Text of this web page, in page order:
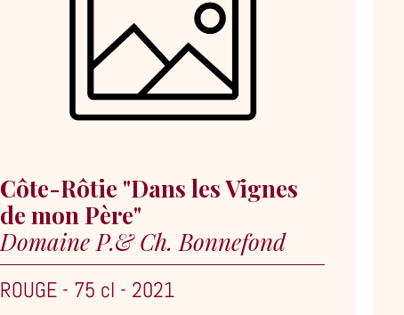
Côte-Rôtie "Dans les Vignes
de mon Père"
Domaine P.& Ch. Bonnefond
ROUGE - 75 cl - 2021